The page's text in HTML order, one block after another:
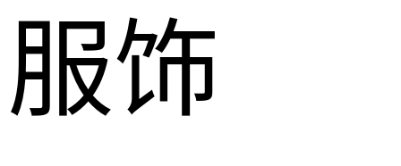
服饰